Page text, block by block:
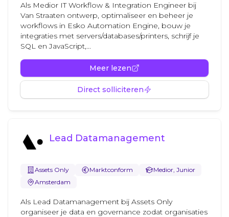
Als Medior IT Workflow & Integration Engineer bij
Van Straaten ontwerp, optimaliseer en beheer je
workflows in Esko Automation Engine, bouw je
integraties met servers/databases/printers, schrijf je
SQL en JavaScript,...
Meer lezen
Direct solliciteren
Lead Datamanagement
Assets Only Marktconform
Medior, Junior
Amsterdam
Als Lead Datamanagement bij Assets Only
organiseer je data en governance zodat organisaties